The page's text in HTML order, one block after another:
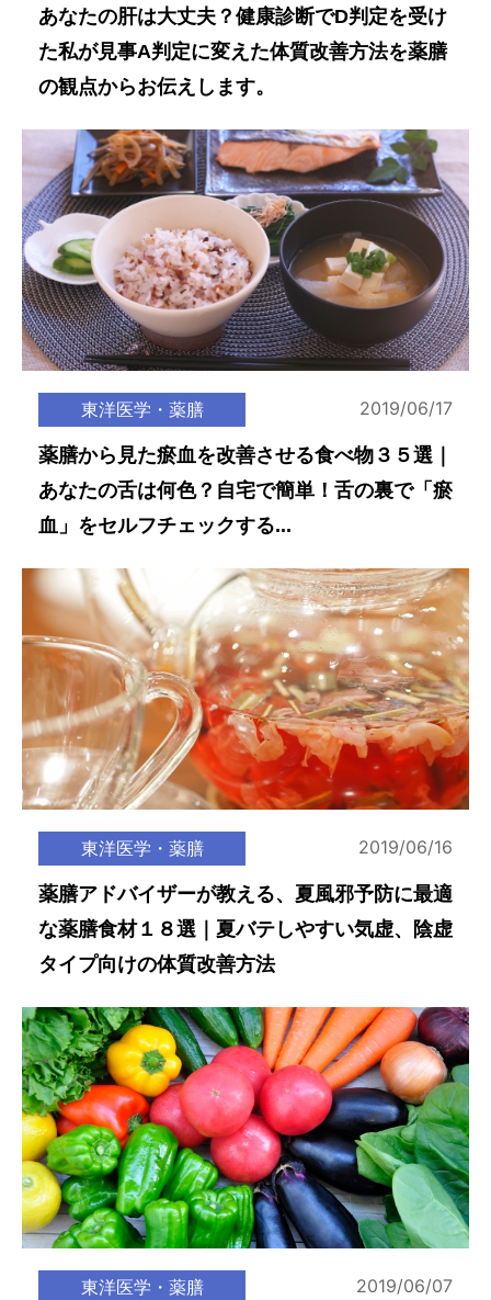
あなたの肝は大丈夫？健康診断でD判定を受け
た私が見事A判定に変えた体質改善方法を薬膳
の観点からお伝えします。
東洋医学・薬膳 2019/06/17
薬膳から見た瘀血を改善させる食べ物３５選｜
あなたの舌は何色？自宅で簡単！舌の裏で「瘀
血」をセルフチェックする...
東洋医学・薬膳 2019/06/16
薬膳アドバイザーが教える、夏風邪予防に最適
な薬膳食材１８選｜夏バテしやすい気虚、陰虚
タイプ向けの体質改善方法
東洋医学・薬膳 2019/06/07